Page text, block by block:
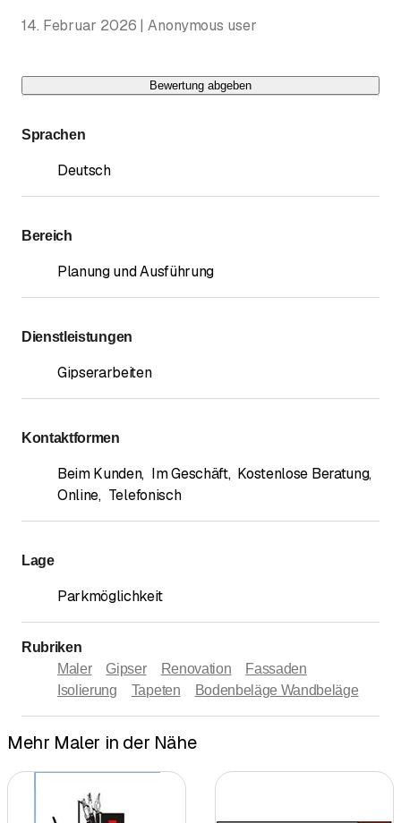
14. Februar 2026 | Anonymous user
Bewertung abgeben
Sprachen
Deutsch
Bereich
Planung und Ausführung
Dienstleistungen
Gipserarbeiten
Kontaktformen
Beim Kunden, Im Geschäft, Kostenlose Beratung,
Online, Telefonisch
Lage
Parkmöglichkeit
Rubriken
Maler
Gipser Renovation
Fassaden
Isolierung
Tapeten Bodenbeläge Wandbeläge
Mehr Maler in der Nähe